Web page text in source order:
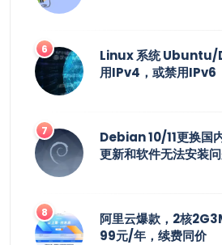
Linux 系统 Ubuntu/
用IPv4，或禁用IPv6
Debian 10/11更换国
更新和软件无法安装
阿里云爆款，2核
99元/年，续费同价